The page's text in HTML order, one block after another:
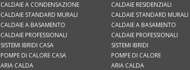
CALDAIE A CONDENSAZIONE
CALDAIE STANDARD MURALI
CALDAIE A BASAMENTO
CALDAIE PROFESSIONALI
SISTEMI IBRIDI CASA
POMPE DI CALORE CASA
ARIA CALDA
CALDAIE RESIDENZIALI
CALDAIE STANDARD MURALI
CALDAIE A BASAMENTO
CALDAIE PROFESSIONALI
SISTEMI IBRIDI
POMPE DI CALORE
ARIA CALDA